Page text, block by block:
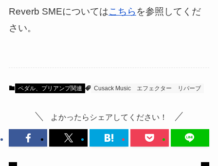
Reverb SMEについてはこちら を参照してくだ
さい。
ペダル、プリアンプ関連 Cusack Music エフェクター リバーブ
よかったらシェアしてください！